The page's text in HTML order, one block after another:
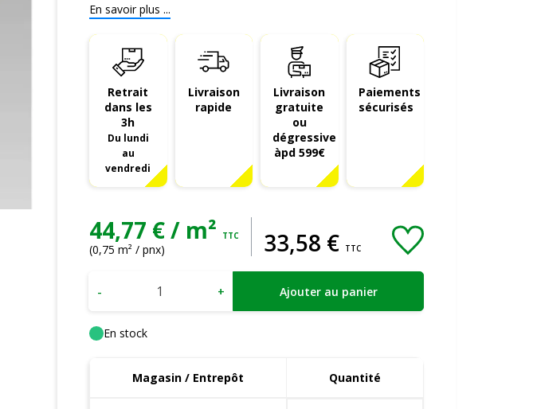
En savoir plus ...
Retrait
dans les
3h
Du lundi
au
vendredi
Livraison
rapide
Livraison
gratuite
ou
dégressive
àpd 599€
Paiements
sécurisés
44,77 € / m² TTC
(0,75 m² / pnx) 33,58 € TTC
- + Ajouter au panier
En stock
Magasin / Entrepôt Quantité